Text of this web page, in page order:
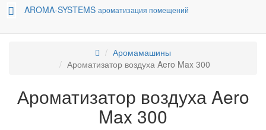
AROMA-SYSTEMS ароматизация помещений
Аромамашины
Ароматизатор воздуха Aero Max 300
Ароматизатор воздуха Aero
Max 300